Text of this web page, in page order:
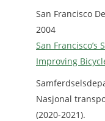
San Francisco
2004
San Francisco’s
Improving
Nasjonal
(2020-2021).